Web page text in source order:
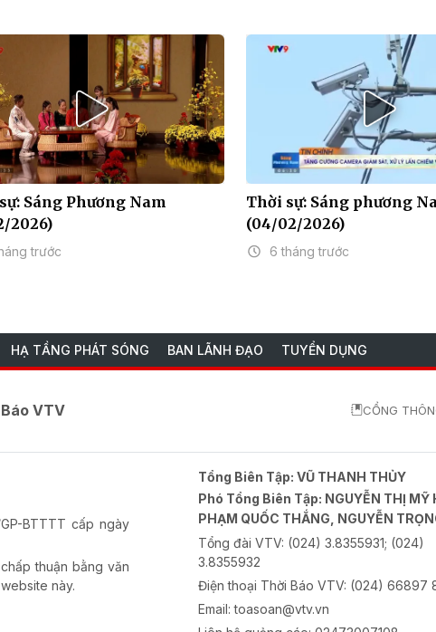
Sáng Phương Nam
2026)
trước
Thời sự: Sáng phương
(04/02/2026)
6 tháng trước
HẠ TẦNG PHÁT SÓNG BAN LÃNH ĐẠO TUYỂN DỤNG
VTV CỔNG
BTTTT cấp ngày
thuận bằng văn
này.
Tổng Biên Tập:VŨ THANH THỦY
Phó Tổng Biên Tập: NGUYỄN THỊ MỸ
PHẠM QUỐC THẮNG, NGUYỄN
Tổng đài VTV: (024) 3.8355931; (024)
3.8355932
Điện thoại Thời Báo VTV: (024) 66897
Email:toasoan@vtv.vn